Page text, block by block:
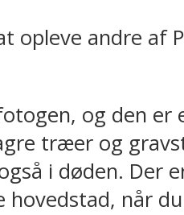
andre af
og den er
træer og
i døden. Der
når